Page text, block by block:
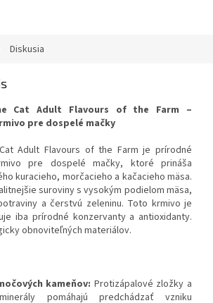
Diskusia
Cat Adult Flavours of the Farm –
pre dospelé mačky
Adult Flavours of the Farm je prírodné
pre dospelé mačky, ktoré prináša
kuracieho, morčacieho a kačacieho mäsa.
suroviny s vysokým podielom mäsa,
a čerstvú zeleninu. Toto krmivo je
iba prírodné konzervanty a antioxidanty.
obnoviteľných materiálov.
kameňov: Protizápalové zložky a
pomáhajú predchádzať vzniku